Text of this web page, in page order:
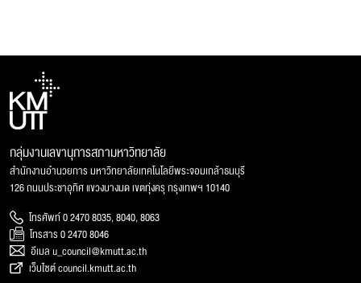
กลุ่มงานเลขานุการสภามหาวิทยาลัย
สำนักงานอำนวยการ มหาวิทยาลัยเทคโนโลยีพระจอมเกล้าธนบุรี
126 ถนนประชาอุทิศ แขวงบางมด เขตทุ่งครุ กรุงเทพฯ 10140
โทรศัพท์ 0 2470 8035, 8040, 8063
โทรสาร 0 2470 8046
อีเมล u_council@kmutt.ac.th
เว็บไซต์ council.kmutt.ac.th